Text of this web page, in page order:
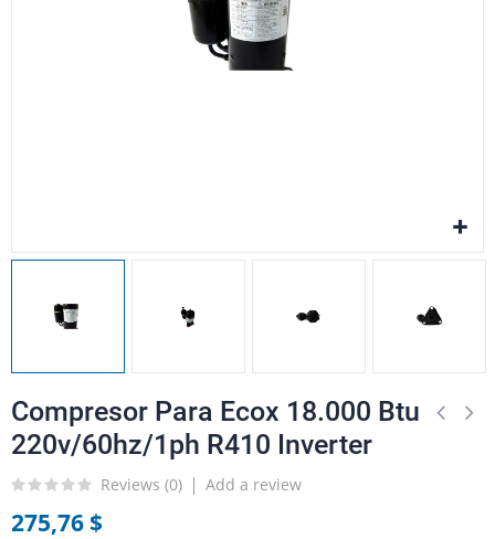
Compresor Para Ecox 18.000 Btu
220v/60hz/1ph R410 Inverter
Reviews (0) Add a review
275,76 $